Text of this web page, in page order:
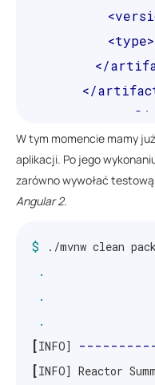
<type>
</
</
</
</execution>
</executions>
</plugin>
W tym momencie mamy
aplikacji. Po jego
zarówno wywołać testową
Angular 2.
$ ./mvnw clean
.
.
.
[INFO]
[